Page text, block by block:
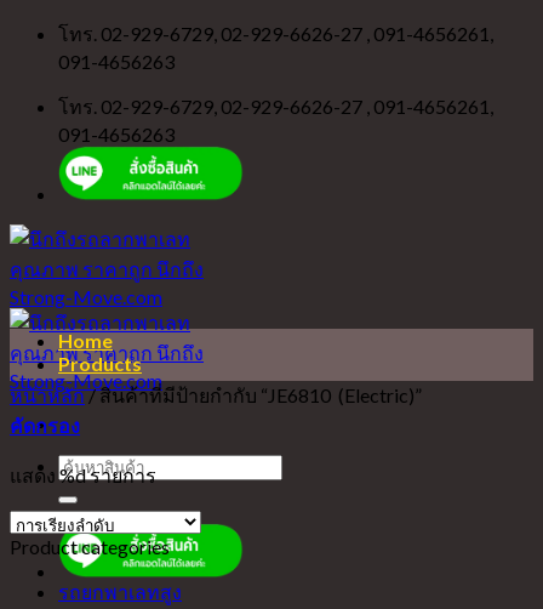
Skip
content
โทร. 02-929-6729, 02-929-6626-27 , 091-4656261,
091-4656263
โทร. 02-929-6729, 02-929-6626-27 , 091-4656261,
091-4656263
ค้นหา:
Home
Products
หน้าหลัก/สินค้าที่มีป้ายกำกับ “JE6810 (Electric)”
คัดกรอง
แสดง %d รายการ
Product categories
รถยกพาเลทสูง